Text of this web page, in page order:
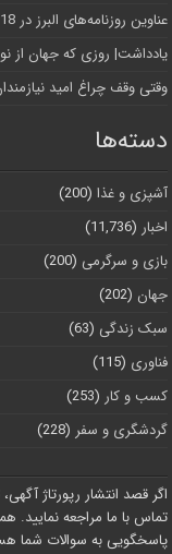
عناوین روزنامه‌های البرز در ‌18 آذرماه/صدرنشینی در ارائه خدمات زایمان بی‌درد
یادداشت| روزی که جهان از
وقتی وقف چراغ امید
دسته‌ها
آشپزی و غذا (200)
اخبار (11,736)
بازی و سرگرمی (200)
جهان (202)
سبک زندگی (63)
فناوری (115)
کسب و کار (253)
گردشگری و سفر (228)
اگر قصد انتشار رپورتاژ
تماس با ما مراجعه نمایید.
پاسخگویی به سوالات شما